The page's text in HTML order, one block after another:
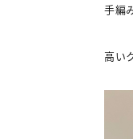
手編
高い